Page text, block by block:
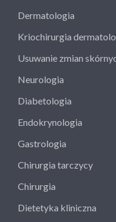
Dermatologia
Kriochirurgia
Usuwanie zmian
Neurologia
Diabetologia
Endokrynologia
Gastrologia
Chirurgia tarczycy
Chirurgia
Dietetyka kliniczna